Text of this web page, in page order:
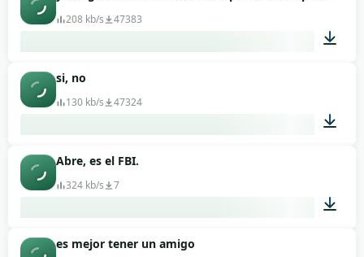
208 kb/s 47383
si, no
130 kb/s 47324
Abre, es el FBI.
324 kb/s 7
es mejor tener un amigo